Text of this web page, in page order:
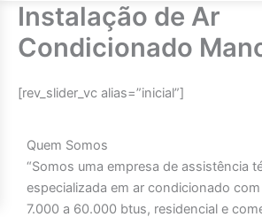
Instalação de Ar
Condicionado
[rev_slider_vc alias=”inicial”]
Quem Somos
“Somos uma empresa de assistência
especializada em ar condicionado
7.000 a 60.000 btus, residencial e